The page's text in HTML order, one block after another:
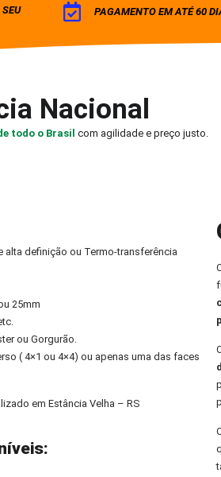
PAGAMENTO EM ATÉ 60
Nacional
todo o Brasilcom agilidade e preço justo.
alta definição ou Termo-transferência
25mm
ou Gorgurão.
( 4×1 ou 4×4) ou apenas uma das faces
em Estância Velha – RS